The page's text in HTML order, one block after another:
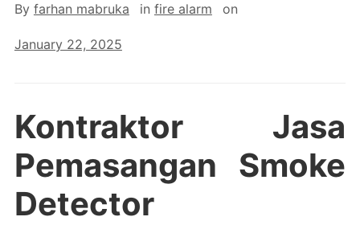
By farhan mabruka in fire alarm on
January 22, 2025
Kontraktor Jasa
Pemasangan Smoke
Detector